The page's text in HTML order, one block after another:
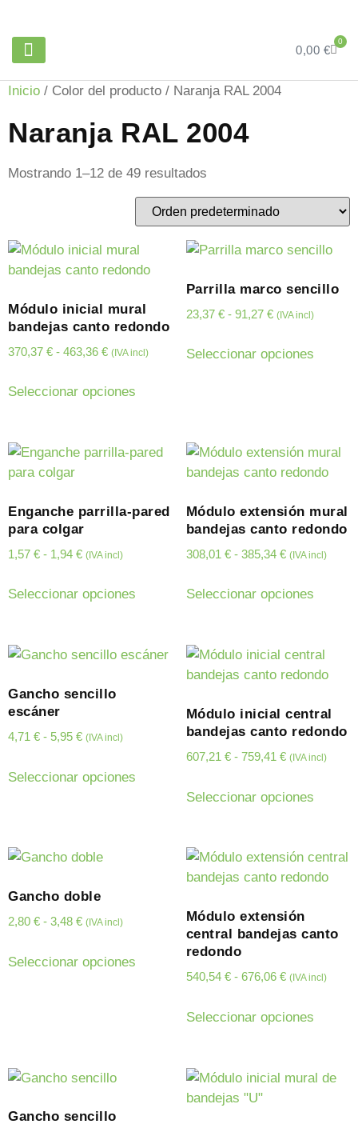
0,00 €
0
Inicio / Color del producto / Naranja RAL 2004
Naranja RAL 2004
Mostrando 1–12 de 49 resultados
Módulo inicial mural
bandejas canto redondo
370,37 € - 463,36 € (IVA incl)
Seleccionar opciones
Parrilla marco sencillo
23,37 € - 91,27 € (IVA incl)
Seleccionar opciones
Enganche parrilla-pared
para colgar
1,57 € - 1,94 € (IVA incl)
Seleccionar opciones
Módulo extensión mural
bandejas canto redondo
308,01 € - 385,34 € (IVA incl)
Seleccionar opciones
Gancho sencillo
escáner
4,71 € - 5,95 € (IVA incl)
Seleccionar opciones
Módulo inicial central
bandejas canto redondo
607,21 € - 759,41 € (IVA incl)
Seleccionar opciones
Gancho doble
2,80 € - 3,48 € (IVA incl)
Seleccionar opciones
Módulo extensión
central bandejas canto
redondo
540,54 € - 676,06 € (IVA incl)
Seleccionar opciones
Gancho sencillo